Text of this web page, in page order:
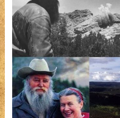
Horse
Memorial,
2.
rész